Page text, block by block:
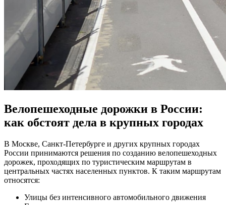
Велопешеходные дорожки в России:
как обстоят дела в крупных городах
В Москве, Санкт-Петербурге и других крупных городах
России принимаются решения по созданию велопешеходных
дорожек, проходящих по туристическим маршрутам в
центральных частях населенных пунктов. К таким маршрутам
относятся:
Улицы без интенсивного автомобильного движения